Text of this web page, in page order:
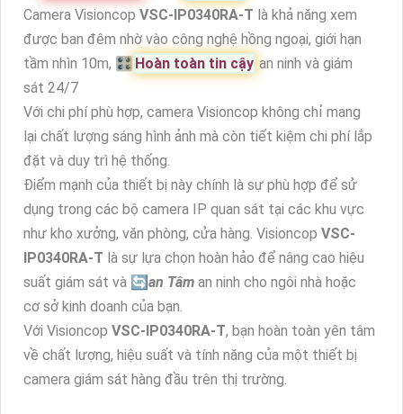
Camera Visioncop VSC-IP0340RA-T là khả năng xem
được ban đêm nhờ vào công nghệ hồng ngoại, giới hạn
tầm nhìn 10m, 🎛 Hoàn toàn tin cậy an ninh và giám
sát 24/7
Với chi phí phù hợp, camera Visioncop không chỉ mang
lại chất lượng sáng hình ảnh mà còn tiết kiệm chi phí lắp
đặt và duy trì hệ thống.
Điểm mạnh của thiết bị này chính là sự phù hợp để sử
dụng trong các bộ camera IP quan sát tại các khu vực
như kho xưởng, văn phòng, cửa hàng. Visioncop VSC-
IP0340RA-T là sự lựa chọn hoàn hảo để nâng cao hiệu
suất giám sát và 🔄an Tâm an ninh cho ngôi nhà hoặc
cơ sở kinh doanh của bạn.
Với Visioncop VSC-IP0340RA-T, bạn hoàn toàn yên tâm
về chất lượng, hiệu suất và tính năng của một thiết bị
camera giám sát hàng đầu trên thị trường.